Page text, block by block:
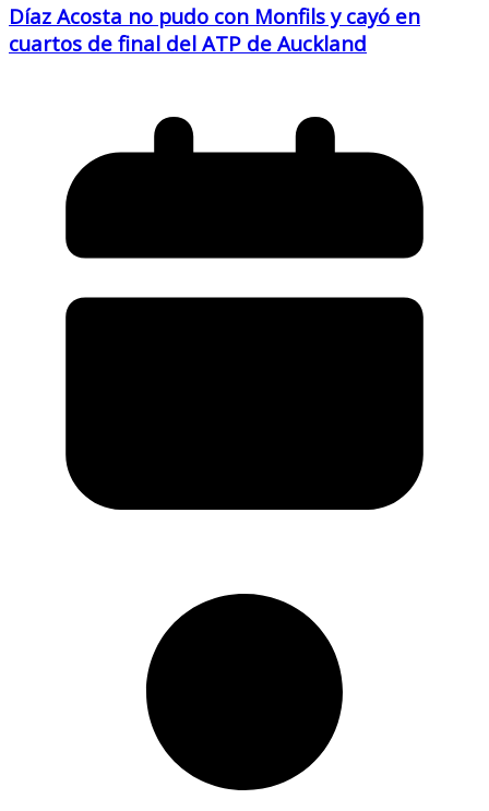
Díaz Acosta no pudo con Monfils y cayó en
cuartos de final del ATP de Auckland